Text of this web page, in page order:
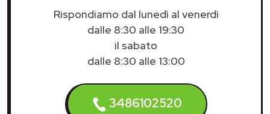
Rispondiamo dal lunedì al venerdì
dalle 8:30 alle 19:30
il sabato
dalle 8:30 alle 13:00
3486102520